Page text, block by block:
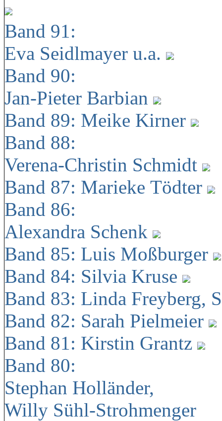
Band 91:
Eva Seidlmayer u.a.
Band 90:
Jan-Pieter Barbian
Band 89: Meike Kirner
Band 88:
Verena-Christin Schmidt
Band 87: Marieke Tödter
Band 86:
Alexandra Schenk
Band 85: Luis Moßburger
Band 84: Silvia Kruse
Band 83: Linda Freyberg,
Band 82: Sarah Pielmeier
Band 81: Kirstin Grantz
Band 80:
Stephan Holländer,
Willy Sühl-Strohmenger